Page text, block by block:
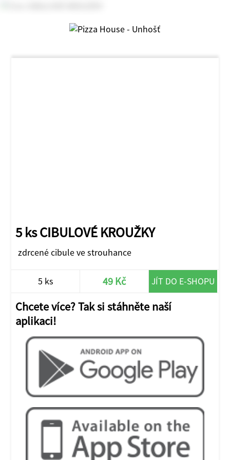
5 ks CIBULOVÉ KROUŽKY
zdrcené cibule ve strouhance
5 ks 49 Kč JÍT DO E-SHOPU
Chcete více? Tak si stáhněte naší
aplikaci!